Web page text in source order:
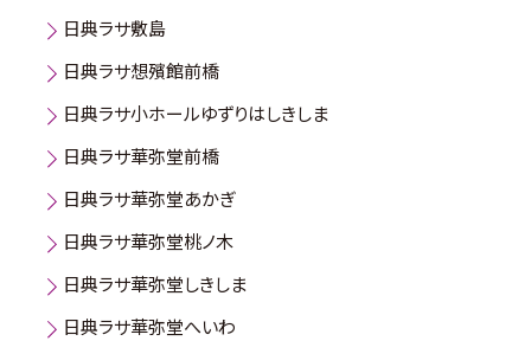
日典ラサ敷島
日典ラサ想殯館前橋
日典ラサ小ホールゆずりはしきしま
日典ラサ華弥堂前橋
日典ラサ華弥堂あかぎ
日典ラサ華弥堂桃ノ木
日典ラサ華弥堂しきしま
日典ラサ華弥堂へいわ